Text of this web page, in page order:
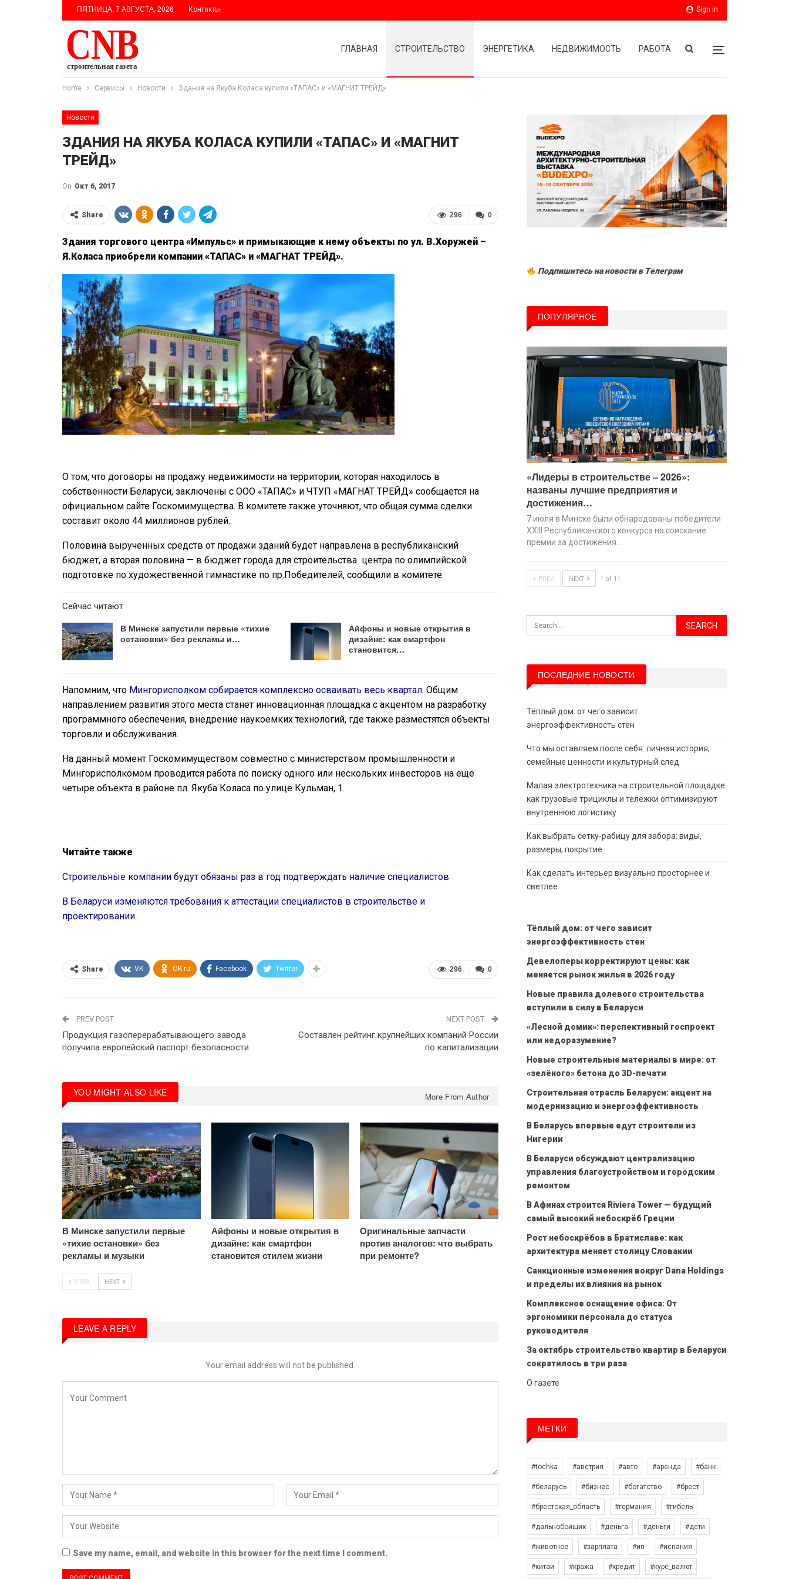
Sign in
ПЯТНИЦА, 7 АВГУСТА, 2026 Контакты
ГЛАВНАЯ СТРОИТЕЛЬСТВО ЭНЕРГЕТИКА НЕДВИЖИМОСТЬ РАБОТА
Home Сервисы Новости Здания на Якуба Коласа купили «ТАПАС» и «МАГНИТ ТРЕЙД»
Новости
ЗДАНИЯ НА ЯКУБА КОЛАСА КУПИЛИ «ТАПАС» И «МАГНИТ
ТРЕЙД»
On Окт 6, 2017
0
296
Share
Здания торгового центра «Импульс» и примыкающие к нему объекты по ул. В.Хоружей –
Я.Коласа приобрели компании «ТАПАС» и «МАГНАТ ТРЕЙД».
О том, что договоры на продажу недвижимости на территории, которая находилось в
собственности Беларуси, заключены с ООО «ТАПАС» и ЧТУП «МАГНАТ ТРЕЙД» сообщается на
официальном сайте Госкомимущества. В комитете также уточняют, что общая сумма сделки
составит около 44 миллионов рублей.
Половина вырученных средств от продажи зданий будет направлена в республиканский
бюджет, а вторая половина — в бюджет города для строительства центра по олимпийской
подготовке по художественной гимнастике по пр.Победителей, сообщили в комитете.
Сейчас читают
В Минске запустили первые «тихие
остановки» без рекламы и…
Айфоны и новые открытия в
дизайне: как смартфон
становится…
Напомним, что Мингорисполком собирается комплексно осваивать весь квартал. Общим
направлением развития этого места станет инновационная площадка с акцентом на разработку
программного обеспечения, внедрение наукоемких технологий, где также разместятся объекты
торговли и обслуживания.
На данный момент Госкомимуществом совместно с министерством промышленности и
Мингорисполкомом проводится работа по поиску одного или нескольких инвесторов на еще
четыре объекта в районе пл. Якуба Коласа по улице Кульман, 1.
Читайте также
Строительные компании будут обязаны раз в год подтверждать наличие специалистов
В Беларуси изменяются требования к аттестации специалистов в строительстве и
проектировании
0
296
Share VK OK.ru Facebook Twitter
PREV POST
Продукция газоперерабатывающего завода
получила европейский паспорт безопасности
NEXT POST
Составлен рейтинг крупнейших компаний России
по капитализации
YOU MIGHT ALSO LIKE More From Author
В Минске запустили первые
«тихие остановки» без
рекламы и музыки
Айфоны и новые открытия в
дизайне: как смартфон
становится стилем жизни
Оригинальные запчасти
против аналогов: что выбрать
при ремонте?
PREV NEXT
LEAVE A REPLY
Your email address will not be published.
Save my name, email, and website in this browser for the next time I comment.
Подпишитесь на новости в Tелеграм
ПОПУЛЯРНОЕ
«Лидеры в строительстве – 2026»:
названы лучшие предприятия и
достижения…
7 июля в Минске были обнародованы победители
XХIII Республиканского конкурса на соискание
премии за достижения…
PREV NEXT 1 of 11
ПОСЛЕДНИЕ НОВОСТИ
Тёплый дом: от чего зависит
энергоэффективность стен
Что мы оставляем после себя: личная история,
семейные ценности и культурный след
Малая электротехника на строительной площадке:
как грузовые трициклы и тележки оптимизируют
внутреннюю логистику
Как выбрать сетку-рабицу для забора: виды,
размеры, покрытие
Как сделать интерьер визуально просторнее и
светлее
Тёплый дом: от чего зависит
энергоэффективность стен
Девелоперы корректируют цены: как
меняется рынок жилья в 2026 году
Новые правила долевого строительства
вступили в силу в Беларуси
«Лесной домик»: перспективный госпроект
или недоразумение?
Новые строительные материалы в мире: от
«зелёного» бетона до 3D-печати
Строительная отрасль Беларуси: акцент на
модернизацию и энергоэффективность
В Беларусь впервые едут строители из
Нигерии
В Беларуси обсуждают централизацию
управления благоустройством и городским
ремонтом
В Афинах строится Riviera Tower — будущий
самый высокий небоскрёб Греции
Рост небоскрёбов в Братиславе: как
архитектура меняет столицу Словакии
Санкционные изменения вокруг Dana Holdings
и пределы их влияния на рынок
Комплексное оснащение офиса: От
эргономики персонала до статуса
руководителя
За октябрь строительство квартир в Беларуси
сократилось в три раза
О газете
МЕТКИ
#tochka #австрия #авто #аренда #банк
#беларусь #бизнес #богатство #брест
#брестская_область #германия #гибель
#дальнобойщик #деньга #деньги #дети
#животное #зарплата #ип #испания
#китай #кража #кредит #курс_валют